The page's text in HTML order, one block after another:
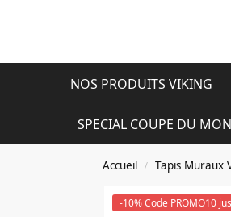
NOS PRODUITS VIKING
SPECIAL COUPE DU
Accueil / Tapis Muraux
-10% Code PROMO10